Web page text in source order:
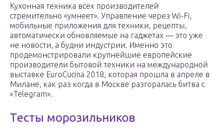
Кухонная техника всех производителей
стремительно «умнеет». Управление через Wi-Fi,
мобильные приложения для техники, рецепты,
автоматически обновляемые на гаджетах — это уже
не новости, а будни индустрии. Именно это
продемонстрировали крупнейшие европейские
производители бытовой техники на международной
выставке EuroCucina 2018, которая прошла в апреле в
Милане, как раз когда в Москве разгоралась битва с
«Telegram».
Тесты морозильников